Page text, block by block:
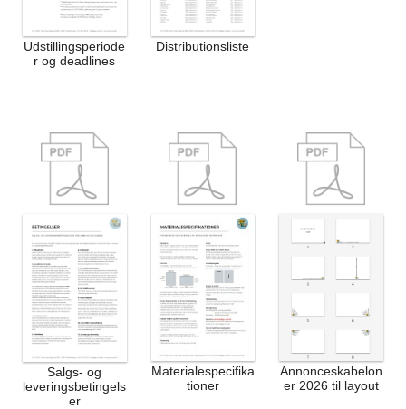
Udstillingsperiode
r og deadlines
Distributionsliste
Salgs- og
leveringsbetingels
er
Materialespecifika
tioner
Annonceskabelon
er 2026 til layout